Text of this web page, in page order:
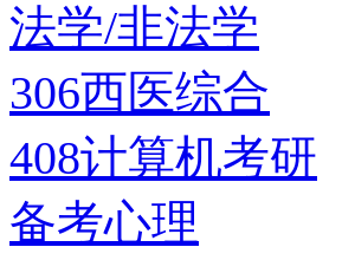
法学/非法学
306西医综合
408计算机考研
备考心理